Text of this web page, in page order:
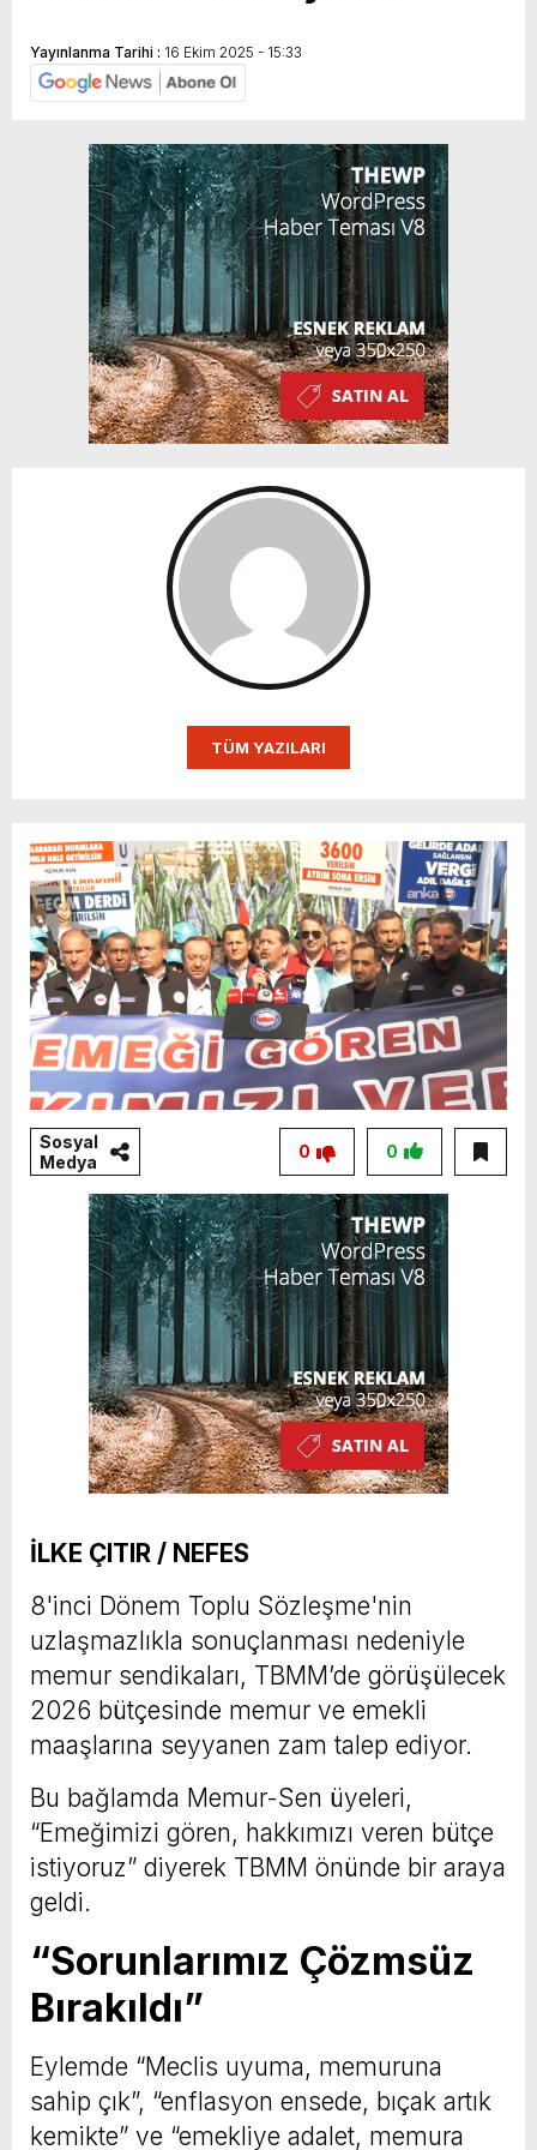
Yayınlanma Tarihi : 16 Ekim 2025 - 15:33
TÜM YAZILARI
Sosyal
Medya
0
0
İLKE ÇITIR / NEFES
8'inci Dönem Toplu Sözleşme'nin
uzlaşmazlıkla sonuçlanması nedeniyle
memur sendikaları, TBMM’de görüşülecek
2026 bütçesinde memur ve emekli
maaşlarına seyyanen zam talep ediyor.
Bu bağlamda Memur-Sen üyeleri,
“Emeğimizi gören, hakkımızı veren bütçe
istiyoruz” diyerek TBMM önünde bir araya
geldi.
“Sorunlarımız Çözmsüz
Bırakıldı”
Eylemde “Meclis uyuma, memuruna
sahip çık”, “enflasyon ensede, bıçak artık
kemikte” ve “emekliye adalet, memura